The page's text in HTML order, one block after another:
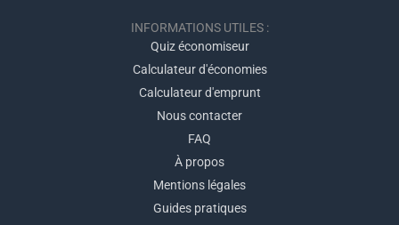
INFORMATIONS UTILES :
Quiz économiseur
Calculateur d'économies
Calculateur d'emprunt
Nous contacter
FAQ
À propos
Mentions légales
Guides pratiques